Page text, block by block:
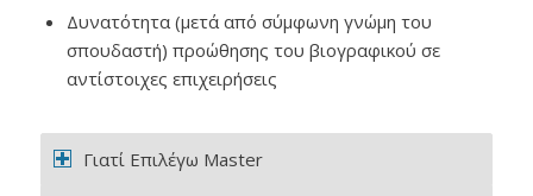
Δυνατότητα (μετά από σύμφωνη γνώμη του
σπουδαστή) προώθησης του βιογραφικού σε
αντίστοιχες επιχειρήσεις
Γιατί Επιλέγω Master